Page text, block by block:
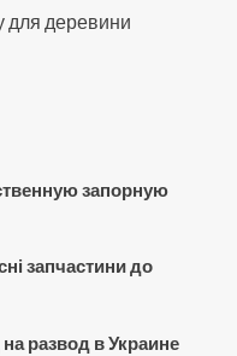
для деревини
запорную
запчастини до
развод в Украине